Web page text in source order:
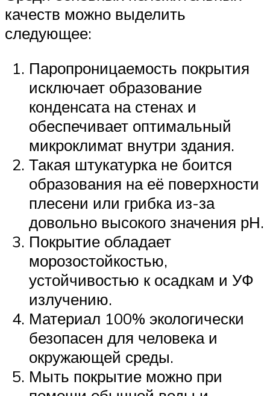
качеств можно выделить
следующее:
Паропроницаемость покрытия
исключает образование
конденсата на стенах и
обеспечивает оптимальный
микроклимат внутри здания.
Такая штукатурка не боится
образования на её поверхности
плесени или грибка из-за
довольно высокого значения рН.
Покрытие обладает
морозостойкостью,
устойчивостью к осадкам и УФ
излучению.
Материал 100% экологически
безопасен для человека и
окружающей среды.
Мыть покрытие можно при